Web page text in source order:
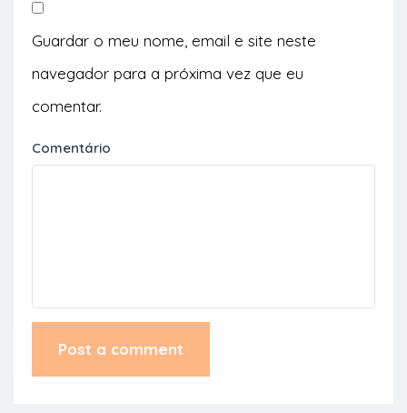
Guardar o meu nome, email e site neste
navegador para a próxima vez que eu
comentar.
Comentário